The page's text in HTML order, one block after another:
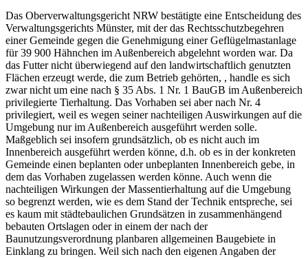
Das Oberverwaltungsgericht NRW bestätigte eine Entscheidung des
Verwaltungsgerichts Münster, mit der das Rechtsschutzbegehren
einer Gemeinde gegen die Genehmigung einer Geflügelmastanlage
für 39 900 Hähnchen im Außenbereich abgelehnt worden war. Da
das Futter nicht überwiegend auf den landwirtschaftlich genutzten
Flächen erzeugt werde, die zum Betrieb gehörten, , handle es sich
zwar nicht um eine nach § 35 Abs. 1 Nr. 1 BauGB im Außenbereich
privilegierte Tierhaltung. Das Vorhaben sei aber nach Nr. 4
privilegiert, weil es wegen seiner nachteiligen Auswirkungen auf die
Umgebung nur im Außenbereich ausgeführt werden solle.
Maßgeblich sei insofern grundsätzlich, ob es nicht auch im
Innenbereich ausgeführt werden könne, d.h. ob es in der konkreten
Gemeinde einen beplanten oder unbeplanten Innenbereich gebe, in
dem das Vorhaben zugelassen werden könne. Auch wenn die
nachteiligen Wirkungen der Massentierhaltung auf die Umgebung
so begrenzt werden, wie es dem Stand der Technik entspreche, sei
es kaum mit städtebaulichen Grundsätzen in zusammenhängend
bebauten Ortslagen oder in einem der nach der
Baunutzungsverordnung planbaren allgemeinen Baugebiete in
Einklang zu bringen. Weil sich nach den eigenen Angaben der